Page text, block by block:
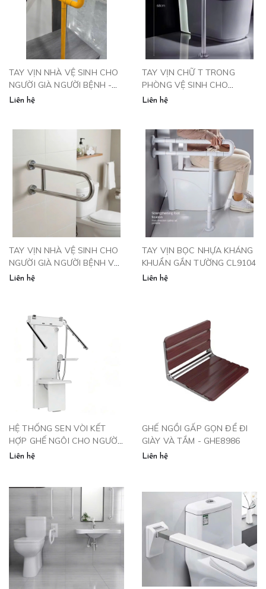
TAY VỊN NHÀ VỆ SINH CHO
NGƯỜI GIÀ NGƯỜI BỆNH -
TVN601
Liên hệ
TAY VỊN CHỮ T TRONG
PHÒNG VỆ SINH CHO
NGƯỜI GIÀ, NGƯỜI BỆNH -
Liên hệ
TAY VỊN NHÀ VỆ SINH CHO
NGƯỜI GIÀ NGƯỜI BỆNH VÀ
NỮ MANG THAI - TV600
Liên hệ
TAY VỊN BỌC NHỰA KHÁNG
KHUẨN GẮN TƯỜNG CL9104
Liên hệ
HỆ THỐNG SEN VÒI KẾT
HỢP GHẾ NGÔI CHO NGƯỜI
CAO TUỔI
Liên hệ
GHẾ NGỒI GẤP GỌN ĐỂ ĐI
GIÀY VÀ TẮM - GHE8986
Liên hệ